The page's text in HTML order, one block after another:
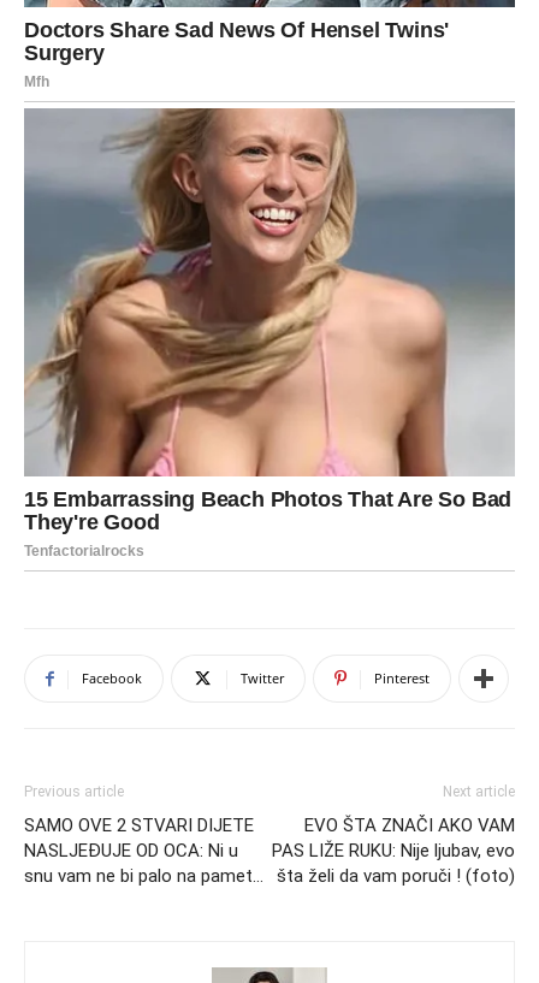
Facebook Twitter Pinterest
Previous article
SAMO OVE 2 STVARI DIJETE
NASLJEĐUJE OD OCA: Ni u
snu vam ne bi palo na pamet…
Next article
EVO ŠTA ZNAČI AKO VAM
PAS LIŽE RUKU: Nije ljubav, evo
šta želi da vam poruči ! (foto)